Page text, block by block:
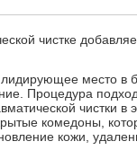
чистке
место в
Процедура
чистки в
комедоны,
кожи,